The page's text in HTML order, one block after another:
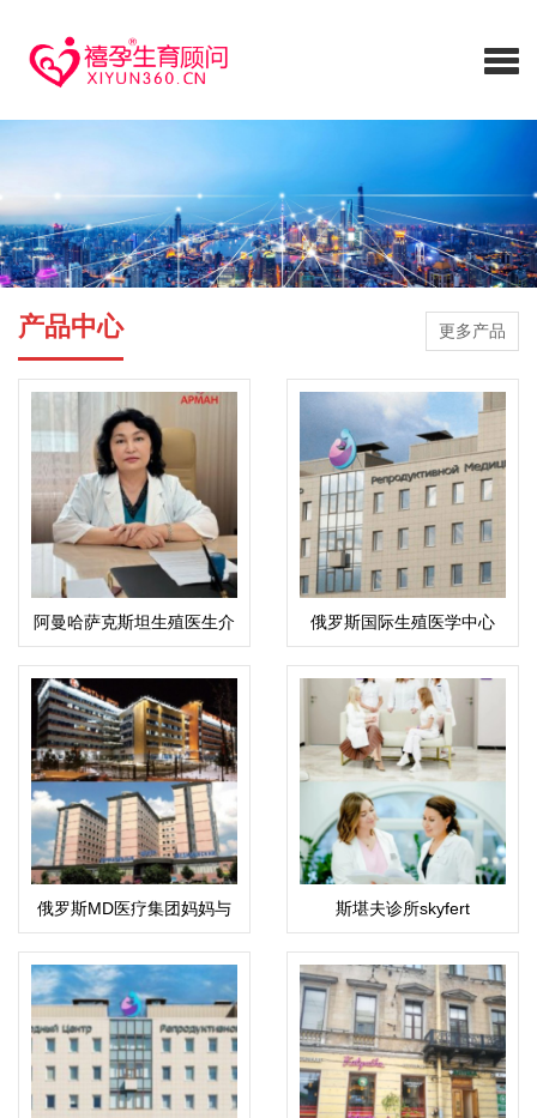
产品中心 更多产品
阿曼哈萨克斯坦生殖医生介
绍：科潘巴斯科娃·拉伊哈
恩·乌斯塔巴耶夫娜
俄罗斯国际生殖医学中心
(ICRM)
俄罗斯MD医疗集团妈妈与
孩子
斯堪夫诊所skyfert